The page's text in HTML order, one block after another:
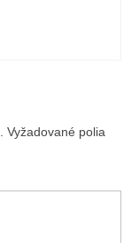
Vyžadované polia